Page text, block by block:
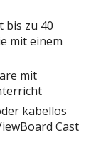
bis zu 40
mit einem
mit
kabellos
Cast